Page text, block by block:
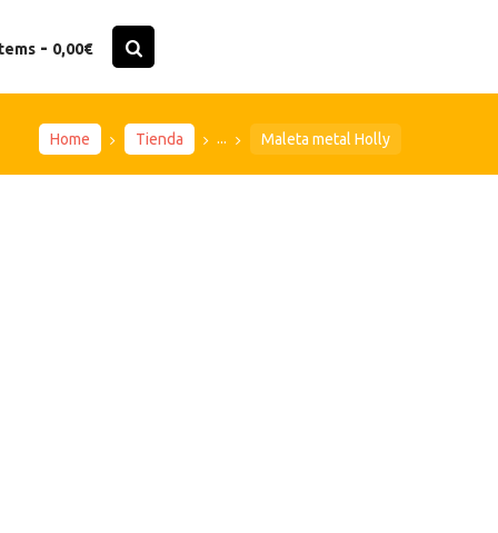
- 0,00€
Home Tienda ... Maleta metal Holly